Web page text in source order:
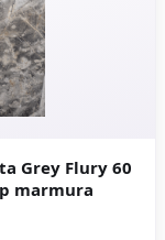
Flury 60
lucioasa rectificata tip marmura